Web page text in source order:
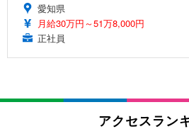
愛知県
月給30万円～51万8,000円
正社員
アクセスラン